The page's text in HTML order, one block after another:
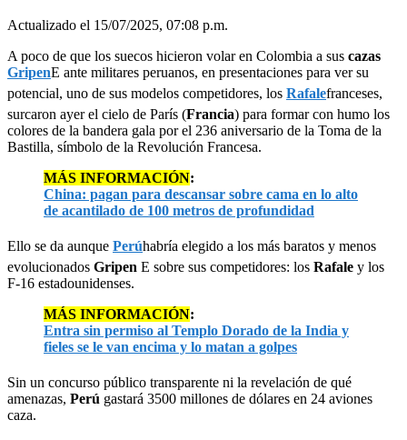
Actualizado el 15/07/2025, 07:08 p.m.
A poco de que los suecos hicieron volar en Colombia a sus cazas
GripenE ante militares peruanos, en presentaciones para ver su
potencial, uno de sus modelos competidores, los Rafalefranceses,
surcaron ayer el cielo de París (Francia) para formar con humo los
colores de la bandera gala por el 236 aniversario de la Toma de la
Bastilla, símbolo de la Revolución Francesa.
MÁS INFORMACIÓN:
China: pagan para descansar sobre cama en lo alto
de acantilado de 100 metros de profundidad
Ello se da aunque Perúhabría elegido a los más baratos y menos
evolucionados Gripen E sobre sus competidores: los Rafale y los
F-16 estadounidenses.
MÁS INFORMACIÓN:
Entra sin permiso al Templo Dorado de la India y
fieles se le van encima y lo matan a golpes
Sin un concurso público transparente ni la revelación de qué
amenazas, Perú gastará 3500 millones de dólares en 24 aviones
caza.